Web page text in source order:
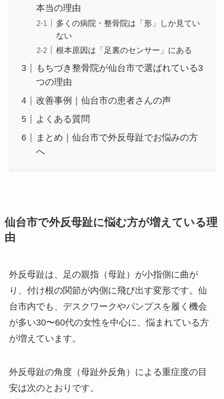
本当の理由
多くの病院・整骨院は「形」しか見てい
ない
根本原因は「足裏のセンサー」にある
もちづき整骨院が仙台市で選ばれている3
つの理由
改善事例｜仙台市の患者さんの声
よくある質問
まとめ｜仙台市で外反母趾でお悩みの方
へ
仙台市で外反母趾に悩む方が増えている理
由
外反母趾は、足の親指（母趾）が小指側に曲が
り、付け根の関節が内側に飛び出す変形です。仙
台市内でも、デスクワークやパンプスを履く機会
が多い30〜60代の女性を中心に、悩まれている方
が増えています。
外反母趾の角度（母趾外反角）による重症度の目
安は次のとおりです。